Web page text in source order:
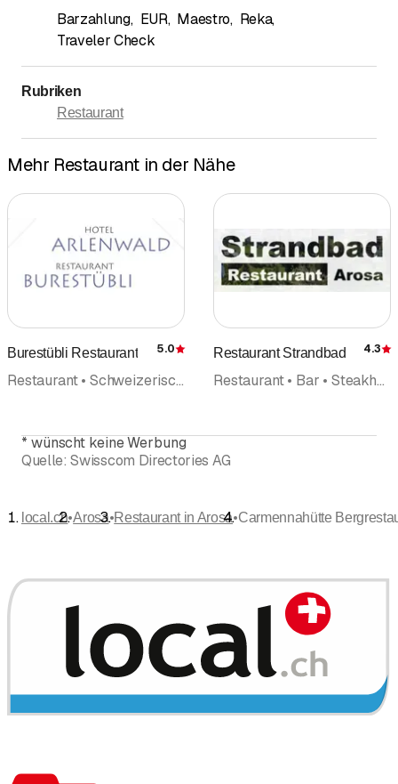
Barzahlung, EUR, Maestro, Reka,
Traveler Check
Rubriken
Restaurant
Mehr Restaurant in der Nähe
Burestübli Restaurant Bewertung
5.0
Restaurant • Schweizerische Küche
Restaurant Strandbad 4.3
Restaurant • Bar • Steakhouse • Schweizerische Küche • Café • Strandbad • Take Away
*wünscht keine Werbung
Quelle: Swisscom Directories AG
local.ch•Arosa•Restaurant in Arosa•Carmennahütte